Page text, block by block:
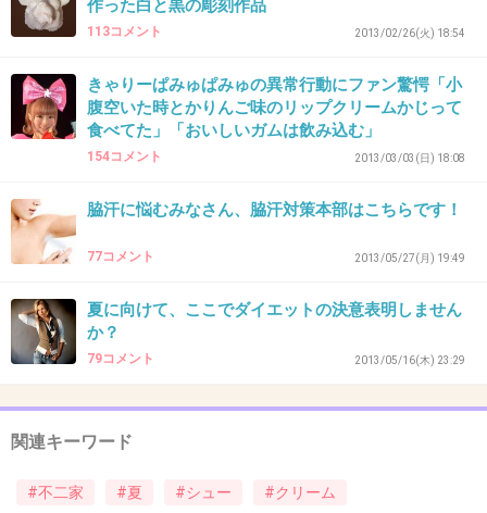
ただの練乳じゃないか？
+0
44. 匿名2013/06/28(金) 19:19:33
不二家のケーキが美味しいって？
どんだけ美味しいケーキを食べたことがないのよ。
-11
45. 匿名 2013/06/28(金) 19:22:25
41
作った白と黒の彫刻作品
113コメント 2013/02/26(火) 18:54
きゃりーぱみゅぱみゅの異常行動にファン驚愕「小
腹空いた時とかりんご味のリップクリームかじって
食べてた」「おいしいガムは飲み込む」
154コメント 2013/03/03(日) 18:08
脇汗に悩むみなさん、脇汗対策本部はこちらです！
77コメント 2013/05/27(月) 19:49
夏に向けて、ここでダイエットの決意表明しません
か？
79コメント 2013/05/16(木) 23:29
関連キーワード
#不二家 #夏 #シュー #クリーム